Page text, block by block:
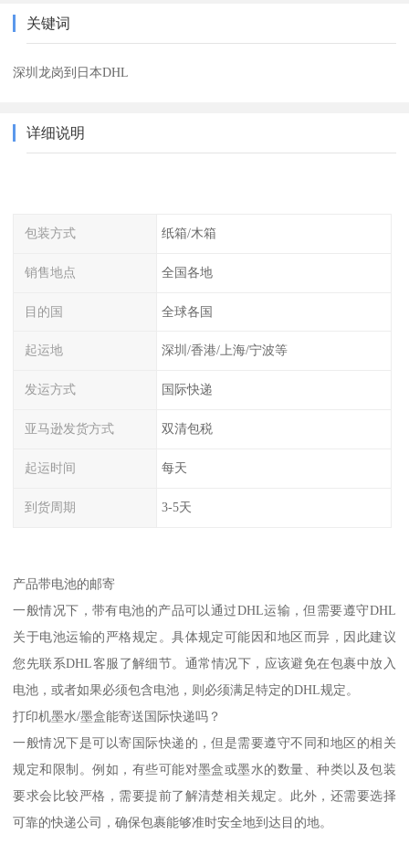
关键词
深圳龙岗到日本DHL
详细说明
包装方式 纸箱/木箱
销售地点 全国各地
目的国 全球各国
起运地 深圳/香港/上海/宁波等
发运方式 国际快递
亚马逊发货方式 双清包税
起运时间 每天
到货周期 3-5天
产品带电池的邮寄
一般情况下，带有电池的产品可以通过DHL运输，但需要遵守DHL
关于电池运输的严格规定。具体规定可能因和地区而异，因此建议
您先联系DHL客服了解细节。通常情况下，应该避免在包裹中放入
电池，或者如果必须包含电池，则必须满足特定的DHL规定。
打印机墨水/墨盒能寄送国际快递吗？
一般情况下是可以寄国际快递的，但是需要遵守不同和地区的相关
规定和限制。例如，有些可能对墨盒或墨水的数量、种类以及包装
要求会比较严格，需要提前了解清楚相关规定。此外，还需要选择
可靠的快递公司，确保包裹能够准时安全地到达目的地。